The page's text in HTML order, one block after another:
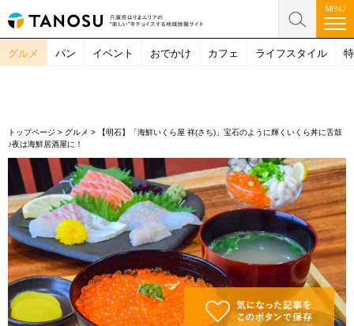
グルメ パン イベント おでかけ カフェ ライフスタイル
トップページ > グルメ >
【明石】「海鮮いくら屋 祥(さち)」宝石のように輝くいくら丼に舌鼓
♪夜は海鮮居酒屋に！